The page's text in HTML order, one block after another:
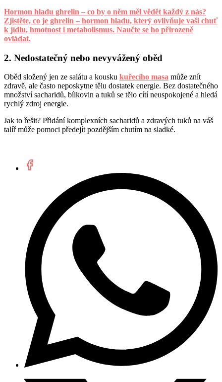
Hormon hladu ghrelin – co by o něm měl vědět každý z nás?
Zjistěte, co je ghrelin – hormon hladu, který ovlivňuje vaši chuť
k jídlu, hmotnost i metabolismus. Naučte se ho přirozeně
ovládat.
2. Nedostatečný nebo nevyvážený oběd
Oběd složený jen ze salátu a kousku kuřecího masa může znít
zdravě, ale často neposkytne tělu dostatek energie. Bez dostatečného
množství sacharidů, bílkovin a tuků se tělo cítí neuspokojené a hledá
rychlý zdroj energie.
Jak to řešit? Přidání komplexních sacharidů a zdravých tuků na váš
talíř může pomoci předejít pozdějším chutím na sladké.